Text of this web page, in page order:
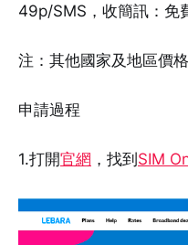
49p/SMS，收簡訊：免
注：其他國家及地區價格
申請過程
1.打開官網 ，找到 SIM